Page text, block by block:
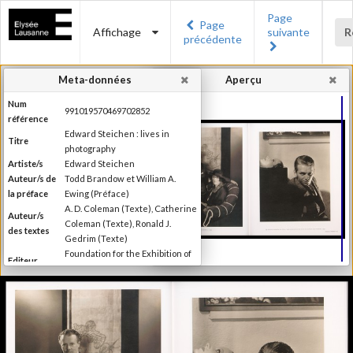
Affichage
Page
précédente
Page
suivante
Aperçu
Meta-données
Num
référence
991019570469702852
Titre
Edward Steichen : lives in
photography
Artiste/s
Edward Steichen
Auteur/s de
la préface
Todd Brandow et William A.
Ewing (Préface)
Auteur/s
des textes
A. D. Coleman (Texte), Catherine
Coleman (Texte), Ronald J.
Gedrim (Texte)
Editeur
Foundation for the Exhibition of
Photography
Lieu
d'édition
Minneapolis
Date
Publié à l'occasion de